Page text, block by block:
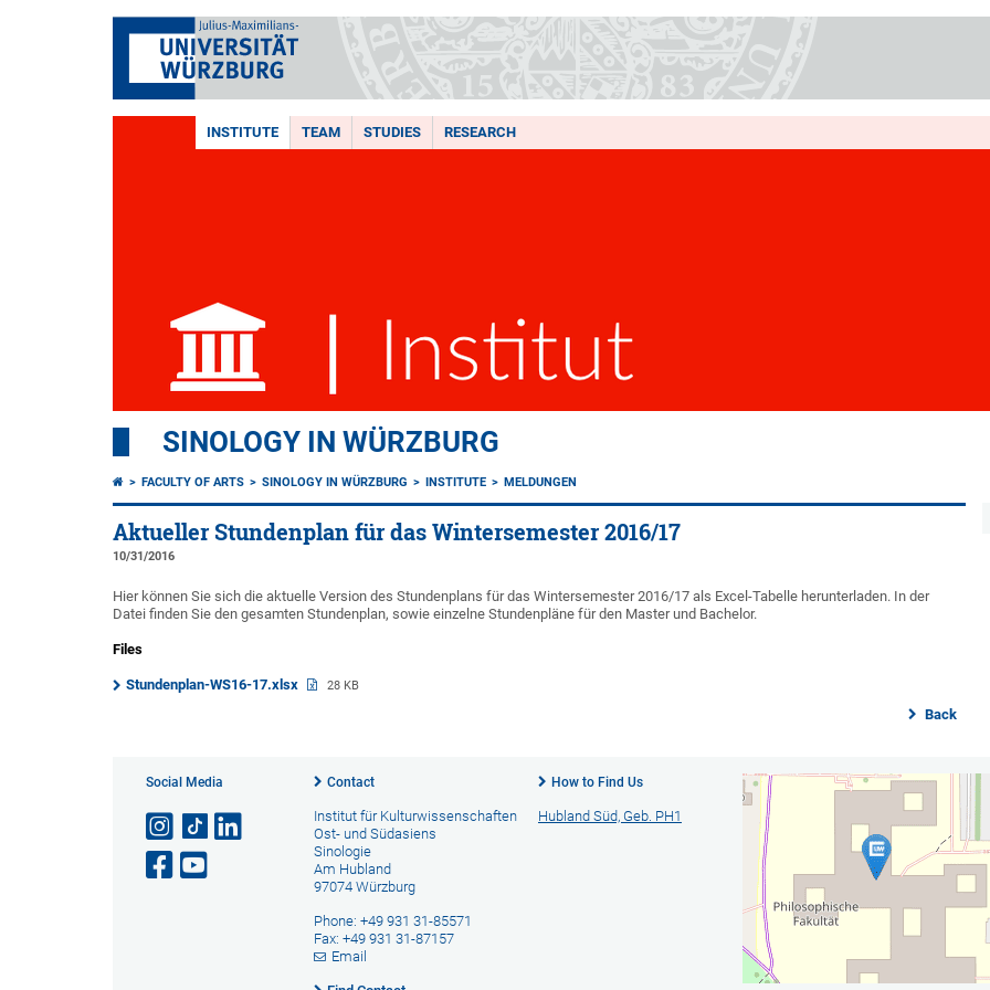
INSTITUTE TEAM STUDIES RESEARCH
SINOLOGY IN WÜRZBURG
FACULTY OF ARTS SINOLOGY IN WÜRZBURG INSTITUTE MELDUNGEN
Aktueller Stundenplan für das Wintersemester 2016/17
10/31/2016
Hier können Sie sich die aktuelle Version des Stundenplans für das Wintersemester 2016/17 als Excel-Tabelle herunterladen. In der
Datei finden Sie den gesamten Stundenplan, sowie einzelne Stundenpläne für den Master und Bachelor.
Files
Stundenplan-WS16-17.xlsx 28 KB
Back
Social Media Contact
Institut für Kulturwissenschaften
Ost- und Südasiens
Sinologie
Am Hubland
97074 Würzburg
Phone: +49 931 31-85571
Fax: +49 931 31-87157
Email
How to Find Us
Hubland Süd, Geb. PH1